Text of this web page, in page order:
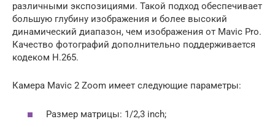
различными экспозициями. Такой подход обеспечивает
большую глубину изображения и более высокий
динамический диапазон, чем изображения от Mavic Pro.
Качество фотографий дополнительно поддерживается
кодеком H.265.
Камера Mavic 2 Zoom имеет следующие параметры:
Размер матрицы: 1/2,3 inch;